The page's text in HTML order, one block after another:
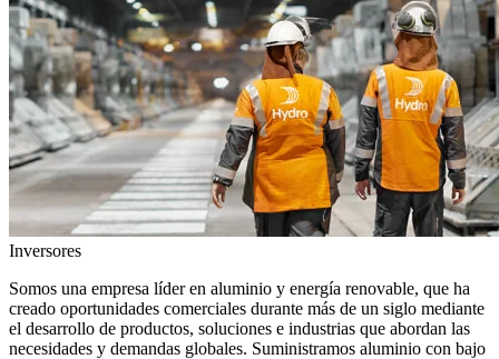
Inversores
Somos una empresa líder en aluminio y energía renovable, que ha
creado oportunidades comerciales durante más de un siglo mediante
el desarrollo de productos, soluciones e industrias que abordan las
necesidades y demandas globales. Suministramos aluminio con bajo